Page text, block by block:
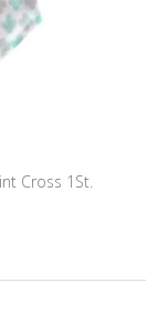
Cross 1St.